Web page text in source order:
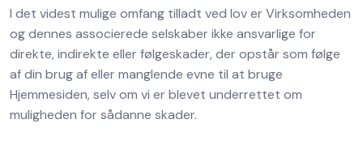
I det videst mulige omfang tilladt ved lov er Virksomheden
og dennes associerede selskaber ikke ansvarlige for
direkte, indirekte eller følgeskader, der opstår som følge
af din brug af eller manglende evne til at bruge
Hjemmesiden, selv om vi er blevet underrettet om
muligheden for sådanne skader.